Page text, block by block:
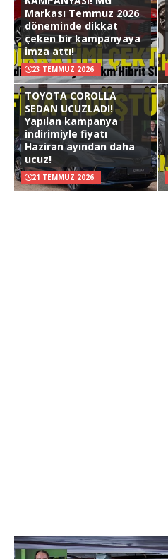
Markası Temmuz 2026
döneminde dikkat
çeken bir kampanyaya
imza attı!
23 TEMMUZ 2026
TOYOTA COROLLA
SEDAN UCUZLADI!
Yapılan kampanya
indirimiyle fiyatı
Haziran ayından daha
ucuz!
21 TEMMUZ 2026